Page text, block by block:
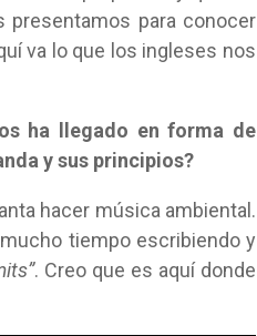
presentamos para conocer
va lo que los ingleses nos
ha llegado en forma de
y sus principios?
hacer música ambiental.
tiempo escribiendo y
. Creo que es aquí donde